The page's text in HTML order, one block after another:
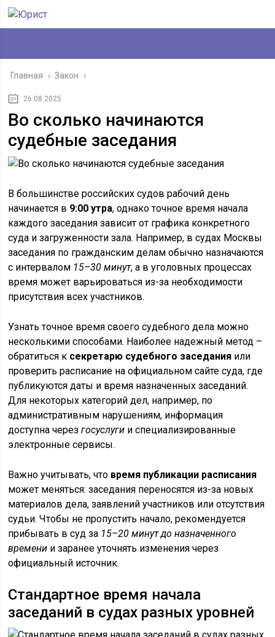
Главная › Закон ›
26.08.2025
Во сколько начинаются
судебные заседания
В большинстве российских судов рабочий день
начинается в 9:00 утра, однако точное время начала
каждого заседания зависит от графика конкретного
суда и загруженности зала. Например, в судах Москвы
заседания по гражданским делам обычно назначаются
с интервалом 15–30 минут, а в уголовных процессах
время может варьироваться из-за необходимости
присутствия всех участников.
Узнать точное время своего судебного дела можно
несколькими способами. Наиболее надежный метод –
обратиться к секретарю судебного заседания или
проверить расписание на официальном сайте суда, где
публикуются даты и время назначенных заседаний.
Для некоторых категорий дел, например, по
административным нарушениям, информация
доступна черезгосуслуги и специализированные
электронные сервисы.
Важно учитывать, что время публикации расписания
может меняться: заседания переносятся из-за новых
материалов дела, заявлений участников или отсутствия
судьи. Чтобы не пропустить начало, рекомендуется
прибывать в суд за 15–20 минут до назначенного
времени и заранее уточнять изменения через
официальный источник.
Стандартное время начала
заседаний в судах разных уровней